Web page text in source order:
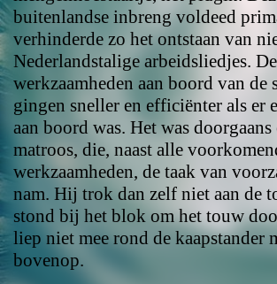
buitenlandse inbreng voldeed
verhinderde zo het ontstaan van
Nederlandstalige arbeidsliedjes. De
werkzaamheden aan boord van de
gingen sneller en efficiënter als er
aan boord was. Het was doorgaans
matroos, die, naast alle
werkzaamheden, de taak van
nam. Hij trok dan zelf niet aan de
stond bij het blok om het touw
liep niet mee rond de kaapstander
bovenop.